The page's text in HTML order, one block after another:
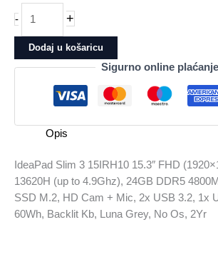
-
Slim
15IRH10
(1920x1080)
AG,
13620H
(up
to
4.9Ghz),
+
Dodaj u košaricu
Sigurno online plaćanje
Opis
IdeaPad Slim 3 15IRH10 15.3″ FHD
13620H (up to 4.9Ghz), 24GB DDR5
SSD M.2, HD Cam + Mic, 2x USB 3.2, 1x
60Wh, Backlit Kb, Luna Grey, No Os, 2Yr